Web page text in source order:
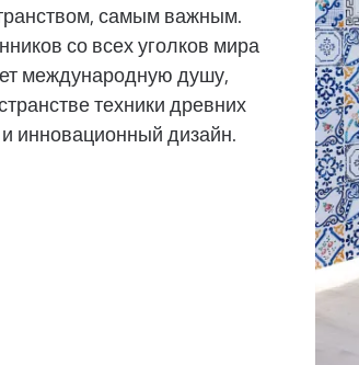
самым важным.
со всех уголков мира
международную душу,
техники древних
инновационный дизайн.